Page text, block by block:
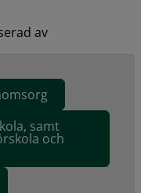
av
samt
och